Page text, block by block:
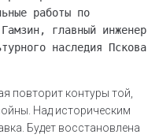
работы по
главный инженер
наследия Пскова
повторит контуры той,
Над историческим
Будет восстановлена